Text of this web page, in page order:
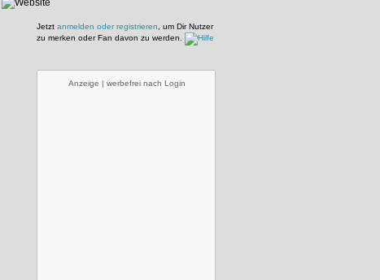
Jetzt anmelden oder registrieren , um Dir Nutzer
zu merken oder Fan davon zu werden.
Anzeige | werbefrei nach Login